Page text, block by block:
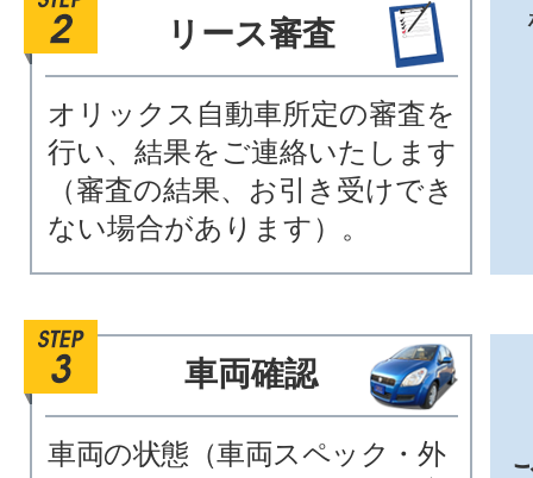
リース審査
オリックス自動車所定の審査を
行い、結果をご連絡いたします
（審査の結果、お引き受けでき
ない場合があります）。
車両確認
車両の状態（車両スペック・外